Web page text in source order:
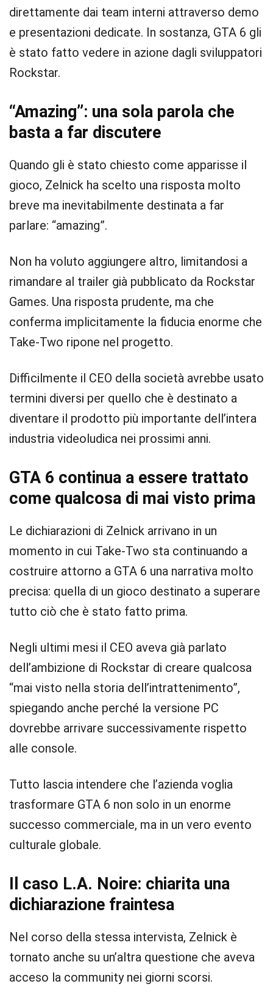
direttamente dai team interni attraverso demo
e presentazioni dedicate. In sostanza, GTA 6 gli
è stato fatto vedere in azione dagli sviluppatori
Rockstar.
“Amazing”: una sola parola che
basta a far discutere
Quando gli è stato chiesto come apparisse il
gioco, Zelnick ha scelto una risposta molto
breve ma inevitabilmente destinata a far
parlare: “amazing”.
Non ha voluto aggiungere altro, limitandosi a
rimandare al trailer già pubblicato da Rockstar
Games. Una risposta prudente, ma che
conferma implicitamente la fiducia enorme che
Take-Two ripone nel progetto.
Difficilmente il CEO della società avrebbe usato
termini diversi per quello che è destinato a
diventare il prodotto più importante dell’intera
industria videoludica nei prossimi anni.
GTA 6 continua a essere trattato
come qualcosa di mai visto prima
Le dichiarazioni di Zelnick arrivano in un
momento in cui Take-Two sta continuando a
costruire attorno a GTA 6 una narrativa molto
precisa: quella di un gioco destinato a superare
tutto ciò che è stato fatto prima.
Negli ultimi mesi il CEO aveva già parlato
dell’ambizione di Rockstar di creare qualcosa
“mai visto nella storia dell’intrattenimento”,
spiegando anche perché la versione PC
dovrebbe arrivare successivamente rispetto
alle console.
Tutto lascia intendere che l’azienda voglia
trasformare GTA 6 non solo in un enorme
successo commerciale, ma in un vero evento
culturale globale.
Il caso L.A. Noire: chiarita una
dichiarazione fraintesa
Nel corso della stessa intervista, Zelnick è
tornato anche su un’altra questione che aveva
acceso la community nei giorni scorsi.